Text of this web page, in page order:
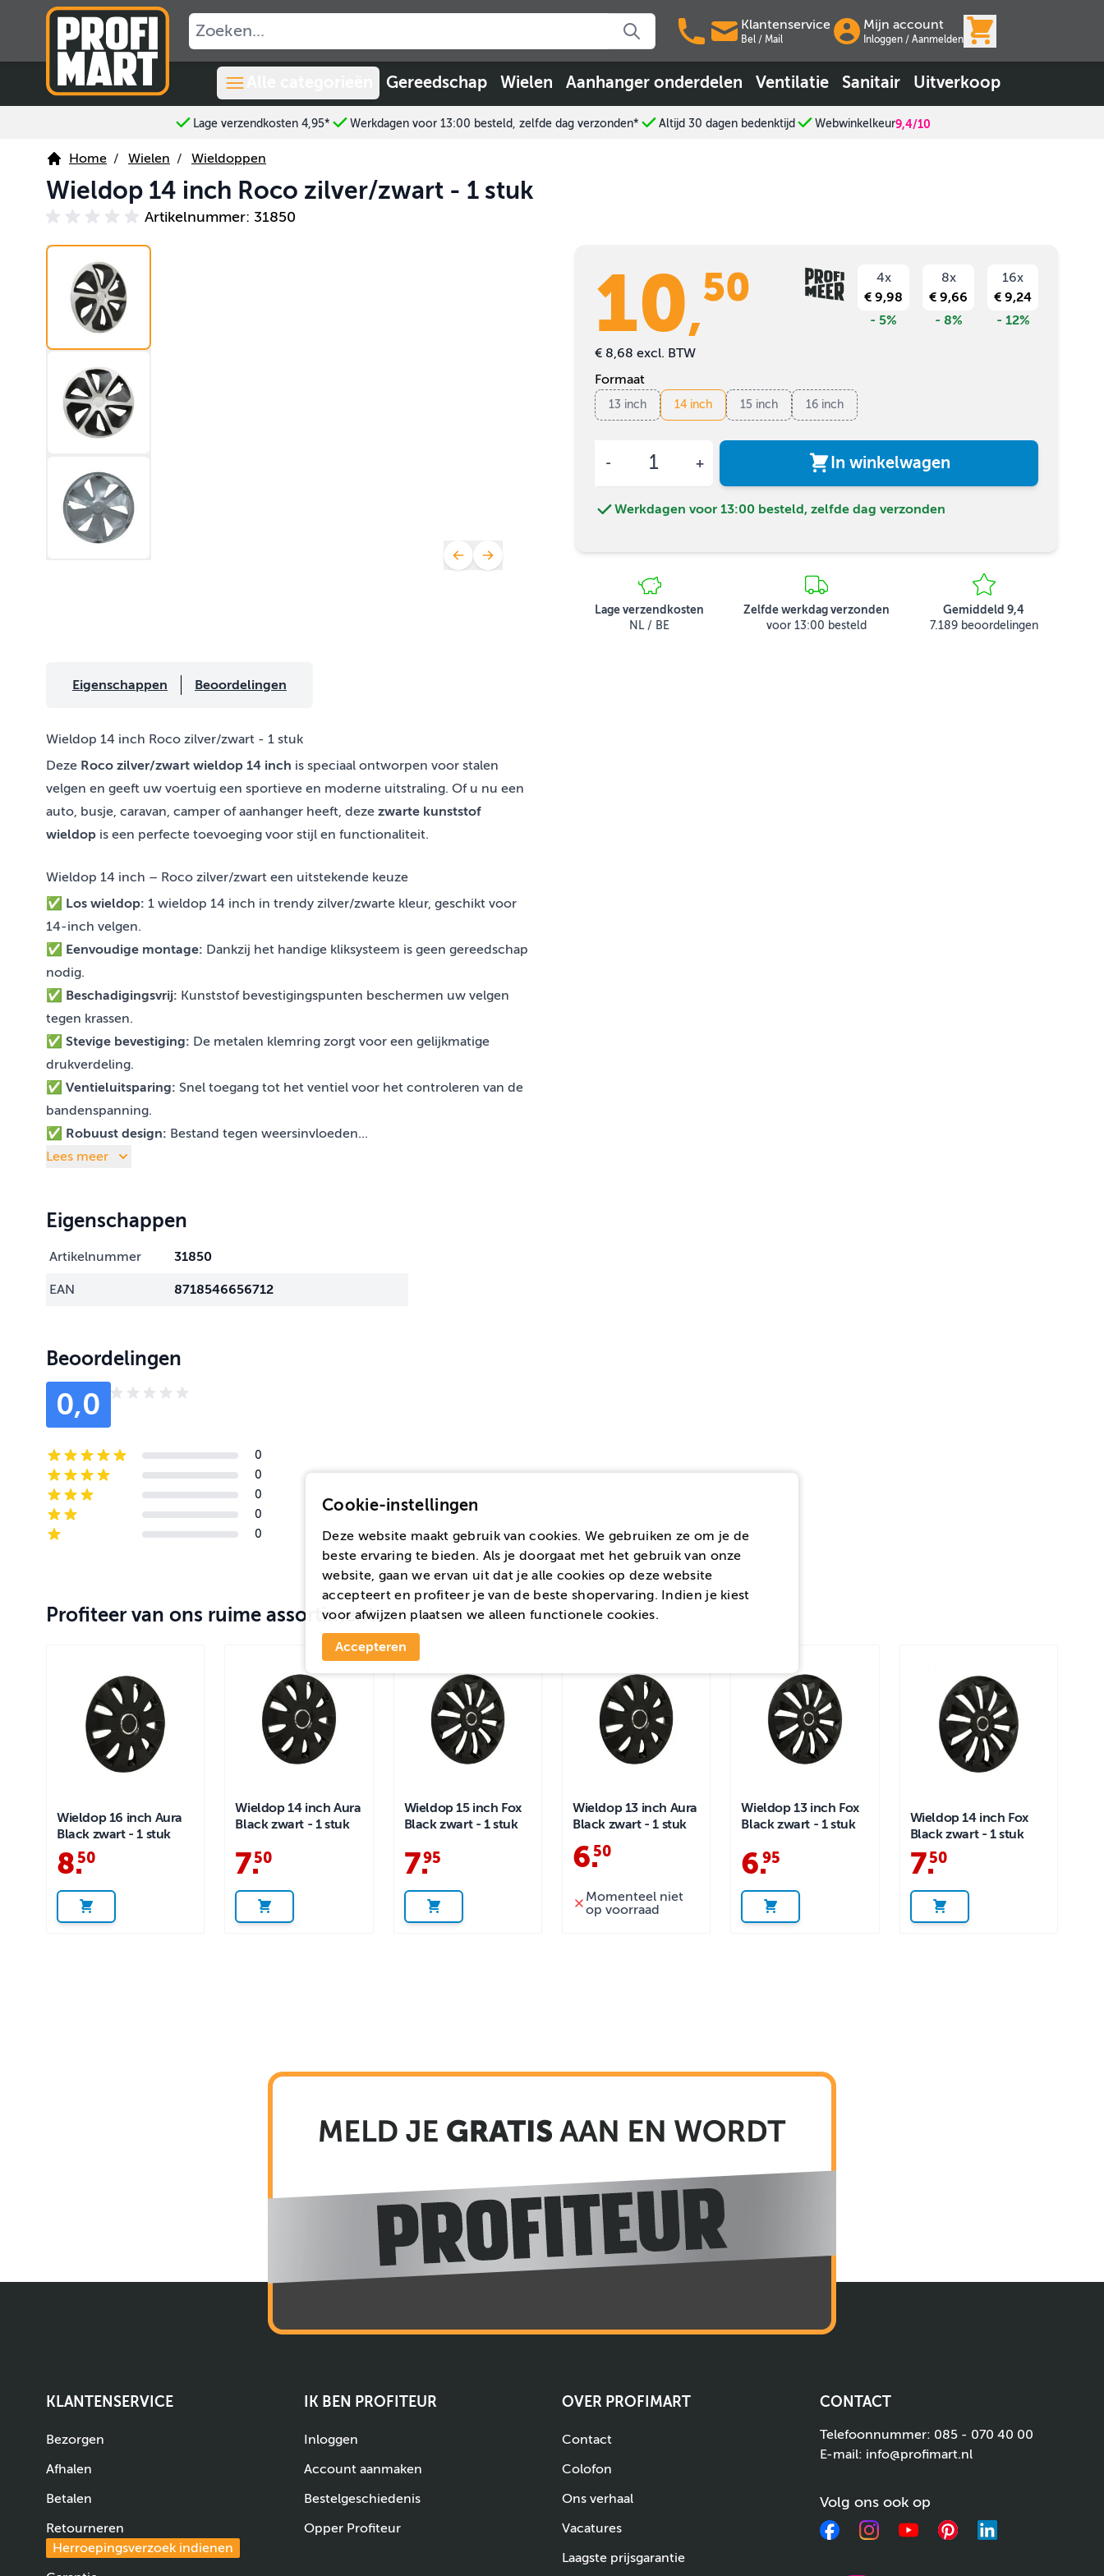
Ga naar de inhoud
Klantenservice
Bel / Mail
Mijn account
Inloggen / Aanmelden
Gereedschap Wielen Aanhanger onderdelen Ventilatie Sanitair Uitverkoop
Lage verzendkosten 4,95* Werkdagen voor 13:00 besteld, zelfde dag verzonden* Altijd 30 dagen bedenktijd Webwinkelkeur9,4/10
Home / Wielen / Wieldoppen
Wieldop 14 inch Roco zilver/zwart - 1 stuk
Artikelnummer: 31850
10,
50
€ 8,68 excl. BTW
4x
€ 9,98
- 5%
8x
€ 9,66
- 8%
16x
€ 9,24
- 12%
Formaat
13 inch 14 inch 15 inch 16 inch
In winkelwagen
Werkdagen voor 13:00 besteld, zelfde dag verzonden
Lage verzendkosten
NL / BE
Zelfde werkdag verzonden
voor 13:00 besteld
Gemiddeld 9,4
7.189 beoordelingen
Eigenschappen Beoordelingen
Wieldop 14 inch Roco zilver/zwart - 1 stuk
Deze Roco zilver/zwart wieldop 14 inch is speciaal ontworpen voor stalen
velgen en geeft uw voertuig een sportieve en moderne uitstraling. Of u nu een
auto, busje, caravan, camper of aanhanger heeft, deze zwarte kunststof
wieldop is een perfecte toevoeging voor stijl en functionaliteit.
Wieldop 14 inch – Roco zilver/zwart een uitstekende keuze
✅ Los wieldop: 1 wieldop 14 inch in trendy zilver/zwarte kleur, geschikt voor
14-inch velgen.
✅ Eenvoudige montage: Dankzij het handige kliksysteem is geen gereedschap
nodig.
✅ Beschadigingsvrij: Kunststof bevestigingspunten beschermen uw velgen
tegen krassen.
✅ Stevige bevestiging: De metalen klemring zorgt voor een gelijkmatige
drukverdeling.
✅ Ventieluitsparing: Snel toegang tot het ventiel voor het controleren van de
bandenspanning.
✅ Robuust design: Bestand tegen weersinvloeden...
Lees meer
Eigenschappen
Artikelnummer 31850
EAN 8718546656712
Beoordelingen
0,0
5-star reviews
0
4-star reviews
0
3-star reviews
0
2-star reviews
0
1-star reviews
0
Profiteer van ons ruime assortiment
Wieldop 16 inch Aura
Black zwart - 1 stuk
8.
50
Wieldop 14 inch Aura
Black zwart - 1 stuk
7.
50
Wieldop 15 inch Fox
Black zwart - 1 stuk
7.95
Wieldop 13 inch Aura
Black zwart - 1 stuk
6.
50
Momenteel niet
op voorraad
Wieldop 13 inch Fox
Black zwart - 1 stuk
6.
95
Wieldop 14 inch Fox
Black zwart - 1 stuk
7.50
KLANTENSERVICE
Bezorgen
Afhalen
Betalen
Retourneren
Herroepingsverzoek indienen
IK BEN PROFITEUR
Inloggen
Account aanmaken
Bestelgeschiedenis
Opper Profiteur
OVER PROFIMART
Contact
Colofon
Ons verhaal
Vacatures
Laagste prijsgarantie
CONTACT
Telefoonnummer: 085 - 070 40 00
E-mail: info@profimart.nl
Volg ons ook op
FacebookInstagramYouTubePinterestLinkedIn
Cookie-instellingen
Deze website maakt gebruik van cookies. We gebruiken ze om je de
beste ervaring te bieden. Als je doorgaat met het gebruik van onze
website, gaan we ervan uit dat je alle cookies op deze website
accepteert en profiteer je van de beste shopervaring. Indien je kiest
voor afwijzen plaatsen we alleen functionele cookies.
Accepteren